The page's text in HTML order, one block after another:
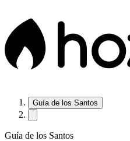
Guía de los Santos
Guía de los Santos